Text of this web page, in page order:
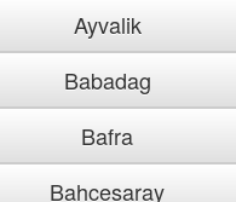
Ayvalik
Babadag
Bafra
Bahcesaray